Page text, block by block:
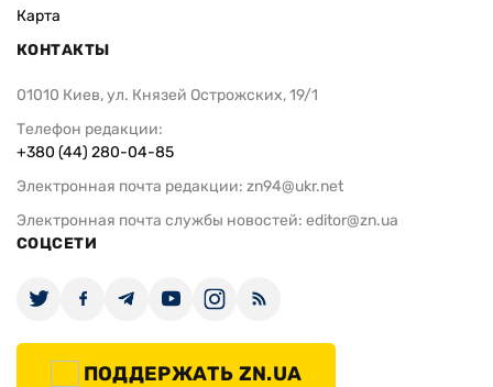
Карта
КОНТАКТЫ
01010 Киев, ул. Князей Острожских, 19/1
Телефон редакции:
+380 (44) 280-04-85
Электронная почта редакции: zn94@ukr.net
Электронная почта службы новостей: editor@zn.ua
СОЦСЕТИ
ПОДДЕРЖАТЬ ZN.UA